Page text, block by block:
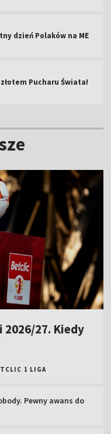
dzień Polaków na ME
Pucharu Świata!
27. Kiedy
1 LIGA
Pewny awans do